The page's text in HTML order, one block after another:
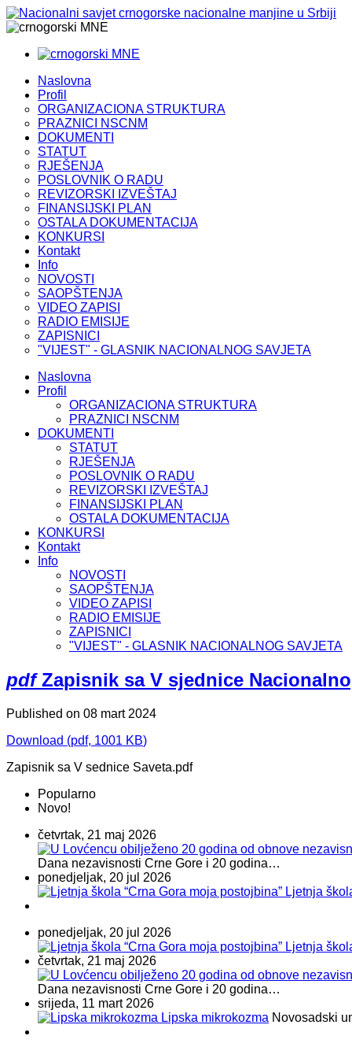
MNE
MNE
Naslovna
Profil
ORGANIZACIONA STRUKTURA
PRAZNICI NSCNM
DOKUMENTI
STATUT
RJEŠENJA
POSLOVNIK O RADU
REVIZORSKI IZVEŠTAJ
FINANSIJSKI PLAN
OSTALA DOKUMENTACIJA
KONKURSI
Kontakt
Info
NOVOSTI
SAOPŠTENJA
VIDEO ZAPISI
RADIO EMISIJE
ZAPISNICI
"VIJEST" - GLASNIK NACIONALNOG SAVJETA
Naslovna
Profil
ORGANIZACIONA STRUKTURA
PRAZNICI NSCNM
DOKUMENTI
STATUT
RJEŠENJA
POSLOVNIK O RADU
REVIZORSKI IZVEŠTAJ
FINANSIJSKI PLAN
OSTALA DOKUMENTACIJA
KONKURSI
Kontakt
Info
NOVOSTI
SAOPŠTENJA
VIDEO ZAPISI
RADIO EMISIJE
ZAPISNICI
"VIJEST" - GLASNIK NACIONALNOG SAVJETA
pdf Zapisnik sa V sjednice
Published on 08 mart 2024
Download (pdf, 1001 KB)
Zapisnik sa V sednice Saveta.pdf
Popularno
Novo!
četvrtak, 21 maj 2026
Dana nezavisnosti Crne Gore i 20 godina…
ponedjeljak, 20 jul 2026
Ljetnja
ponedjeljak, 20 jul 2026
Ljetnja
četvrtak, 21 maj 2026
Dana nezavisnosti Crne Gore i 20 godina…
srijeda, 11 mart 2026
Lipska mikrokozma Novosadski